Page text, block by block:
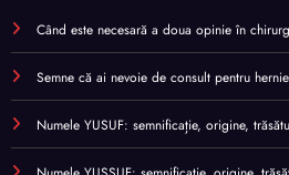
Când este necesară a doua opinie în
Semne că ai nevoie de consult pentru
Numele YUSUF: semnificație, origine,